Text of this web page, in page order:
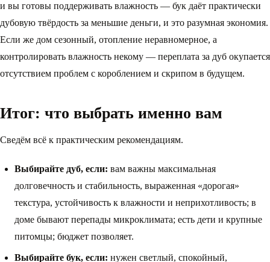
и вы готовы поддерживать влажность — бук даёт практически
дубовую твёрдость за меньшие деньги, и это разумная экономия.
Если же дом сезонный, отопление неравномерное, а
контролировать влажность некому — переплата за дуб окупается
отсутствием проблем с короблением и скрипом в будущем.
Итог: что выбрать именно вам
Сведём всё к практическим рекомендациям.
Выбирайте дуб, если: вам важны максимальная
долговечность и стабильность, выраженная «дорогая»
текстура, устойчивость к влажности и неприхотливость; в
доме бывают перепады микроклимата; есть дети и крупные
питомцы; бюджет позволяет.
Выбирайте бук, если: нужен светлый, спокойный,